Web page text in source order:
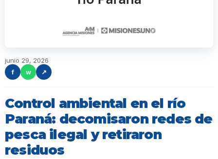
junio 29, 2026
f
w ↗
Control ambiental en el río
Paraná: decomisaron redes de
pesca ilegal y retiraron
residuos